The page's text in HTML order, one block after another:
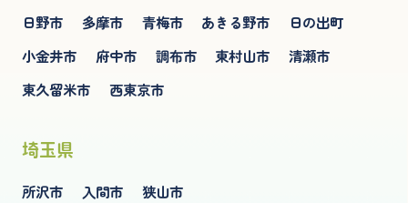
日野市
多摩市 青梅市 あきる野市
日の出町
小金井市
府中市 調布市 東村山市
清瀬市
東久留米市
西東京市
埼玉県
所沢市 入間市 狭山市